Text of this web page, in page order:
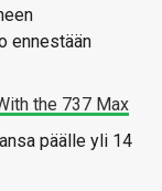
ennestään
the 737 Max
päälle yli 14